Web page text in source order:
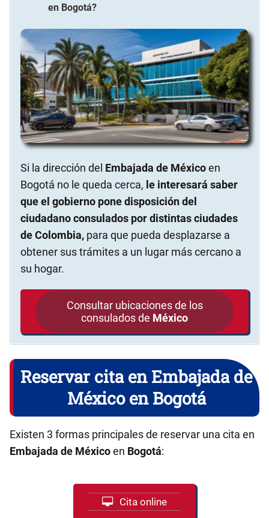
en Bogotá?
Si la dirección del Embajada de Méxicoen
Bogotá no le queda cerca, le interesará saber
que el gobierno pone disposición del
ciudadano consulados por distintas ciudades
de Colombia, para que pueda desplazarse a
obtener sus trámites a un lugar más cercano a
su hogar.
Consultar ubicaciones de los
consulados de México
Reservar cita en Embajada de
México en Bogotá
Existen 3 formas principales de reservar una cita en
Embajada de Méxicoen Bogotá:
Cita online